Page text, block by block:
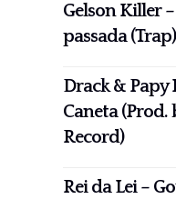
Gelson Killer
passada (Trap)
Drack & Papy
Caneta (Prod.
Record)
Rei da Lei –